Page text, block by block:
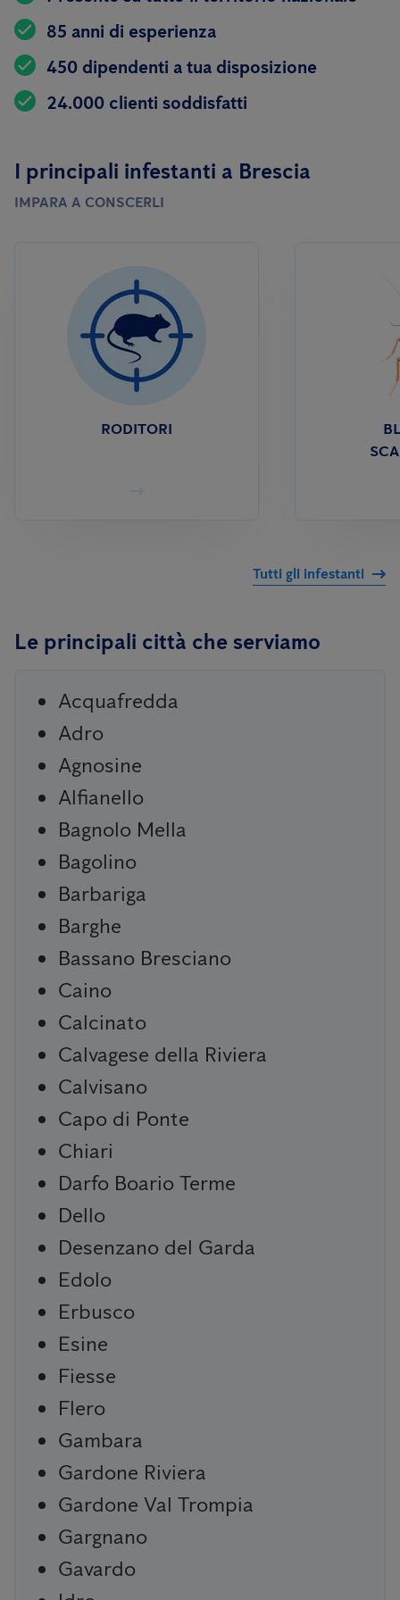
85 anni di esperienza
450 dipendenti a tua disposizione
24.000 clienti soddisfatti
I principali infestanti a Brescia
IMPARA A CONSCERLI
RODITORI
Tutti gli infestanti
Le principali città che serviamo
Acquafredda
Adro
Agnosine
Alfianello
Bagnolo Mella
Bagolino
Barbariga
Barghe
Bassano Bresciano
Caino
Calcinato
Calvagese della Riviera
Calvisano
Capo di Ponte
Chiari
Darfo Boario Terme
Dello
Desenzano del Garda
Edolo
Erbusco
Esine
Fiesse
Flero
Gambara
Gardone Riviera
Gardone Val Trompia
Gargnano
Gavardo